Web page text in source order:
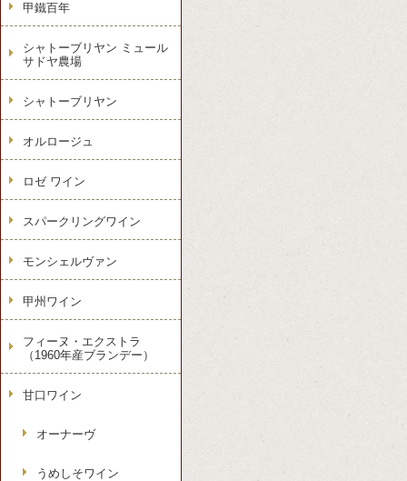
甲鐵百年
シャトーブリヤン ミュール
サドヤ農場
シャトーブリヤン
オルロージュ
ロゼ ワイン
スパークリングワイン
モンシェルヴァン
甲州ワイン
フィーヌ・エクストラ
（1960年産ブランデー）
甘口ワイン
オーナーヴ
うめしそワイン